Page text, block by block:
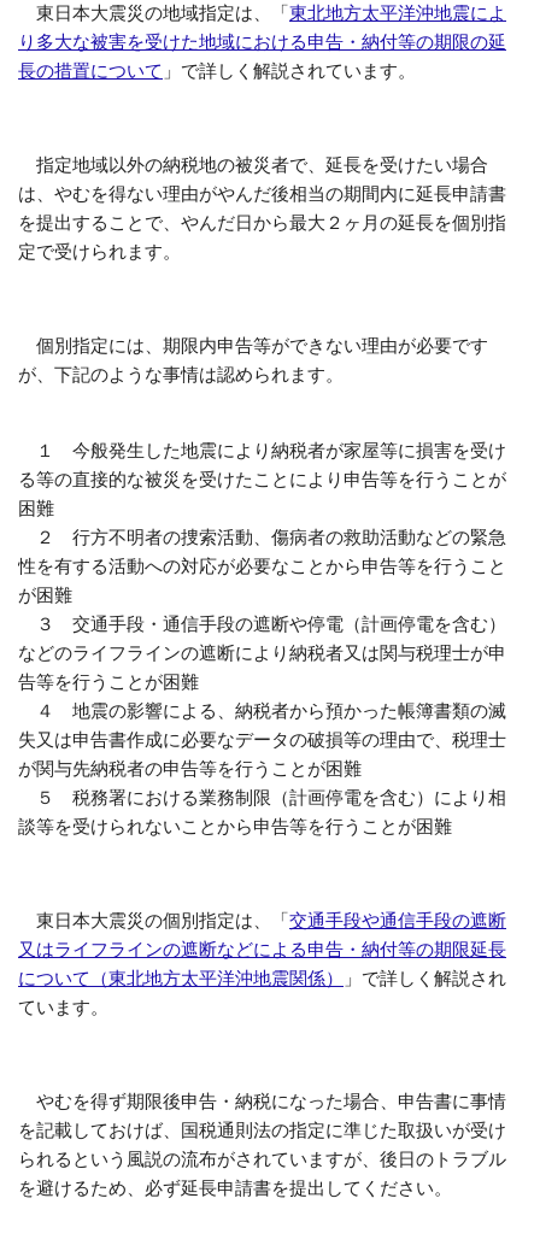
東日本大震災の地域指定は、「東北地方太平洋沖地震によ
り多大な被害を受けた地域における申告・納付等の期限の延
長の措置について 」で詳しく解説されています。
指定地域以外の納税地の被災者で、延長を受けたい場合
は、やむを得ない理由がやんだ後相当の期間内に延長申請書
を提出することで、やんだ日から最大２ヶ月の延長を個別指
定で受けられます。
個別指定には、期限内申告等ができない理由が必要です
が、下記のような事情は認められます。
１ 今般発生した地震により納税者が家屋等に損害を受け
る等の直接的な被災を受けたことにより申告等を行うことが
困難
２ 行方不明者の捜索活動、傷病者の救助活動などの緊急
性を有する活動への対応が必要なことから申告等を行うこと
が困難
３ 交通手段・通信手段の遮断や停電（計画停電を含む）
などのライフラインの遮断により納税者又は関与税理士が申
告等を行うことが困難
４ 地震の影響による、納税者から預かった帳簿書類の滅
失又は申告書作成に必要なデータの破損等の理由で、税理士
が関与先納税者の申告等を行うことが困難
５ 税務署における業務制限（計画停電を含む）により相
談等を受けられないことから申告等を行うことが困難
東日本大震災の個別指定は、「交通手段や通信手段の遮断
又はライフラインの遮断などによる申告・納付等の期限延長
について（東北地方太平洋沖地震関係）
」で詳しく解説され
ています。
やむを得ず期限後申告・納税になった場合、申告書に事情
を記載しておけば、国税通則法の指定に準じた取扱いが受け
られるという風説の流布がされていますが、後日のトラブル
を避けるため、必ず延長申請書を提出してください。